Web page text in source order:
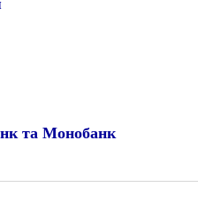
та Монобанк